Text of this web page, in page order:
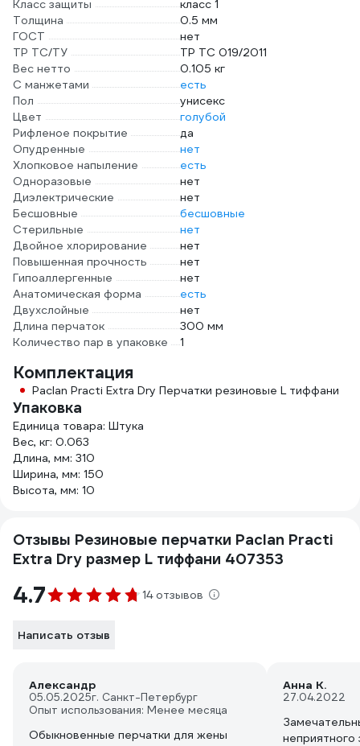
Класс защиты
класс 1
Толщина
0.5 мм
ГОСТ
нет
ТР ТС/ТУ
ТР ТС 019/2011
Вес нетто
0.105 кг
С манжетами
есть
Пол
унисекс
Цвет
голубой
Рифленое покрытие
да
Опудренные
нет
Хлопковое напыление
есть
Одноразовые
нет
Диэлектрические
нет
Бесшовные
бесшовные
Стерильные
нет
Двойное хлорирование
нет
Повышенная прочность
нет
Гипоаллергенные
нет
Анатомическая форма
есть
Двухслойные
нет
Длина перчаток
300 мм
Количество пар в упаковке
1
Комплектация
Paclan Practi Extra Dry Перчатки резиновые L тиффани
Упаковка
Единица товара: Штука
Вес, кг: 0.063
Длина, мм: 310
Ширина, мм: 150
Высота, мм: 10
Отзывы Резиновые перчатки Paclan Practi
Extra Dry размер L тиффани 407353
4.7 14 отзывов
Написать отзыв
Александр
05.05.2025г. Санкт-Петербург
Опыт использования: Менее месяца
Обыкновенные перчатки для жены
Анна К.
27.04.2022
неприятного